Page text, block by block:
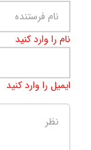
نام را وارد کنید
ایمیل را وارد کنید